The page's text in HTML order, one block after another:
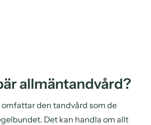
allmäntandvård?
den tandvård som de
Det kan handla om allt